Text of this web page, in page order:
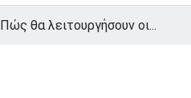
Πώς θα λειτουργήσουν οι...